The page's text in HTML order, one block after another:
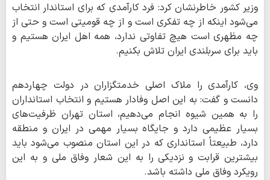
وزیر کشور خاطرنشان کرد: فرد کارآمدی که برای استاندار انتخاب
می‌شود اینکه از چه تفکری است و از چه قومیتی است و حتی از
چه مظهری است هیچ تفاوتی ندارد، همه اهل ایران هستیم و
باید برای سربلندی ایران تلاش بکنیم.
وی، کارآمدی را ملاک اصلی خدمتگزاران در دولت چهاردهم
دانست و گفت: به این اصل وفادار هستیم و انتخاب استانداران
را به همین شیوه انجام می‌دهیم، استان تهران ظرفیت‌های
بسیار عظیمی دارد و جایگاه بسیار مهمی در ایران و منطقه
دارد، طبیعتاً استانداری که در این استان منصوب می‌شود باید
بیشترین قرابت و نزدیکی را به این شعار وفاق ملی و به این
رویکرد وفاق ملی داشته باشد.